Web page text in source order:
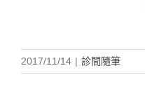
2017/11/14 | 診間隨筆